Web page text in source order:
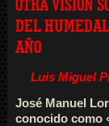
OTRA VISIÓN
DEL HUMEDAL
AÑO
Luis Miguel
José Manuel
conocido como